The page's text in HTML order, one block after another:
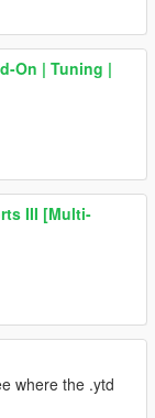
On | Tuning |
III [Multi-
where the .ytd